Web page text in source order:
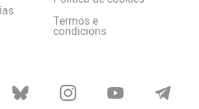
Termos e
condicions